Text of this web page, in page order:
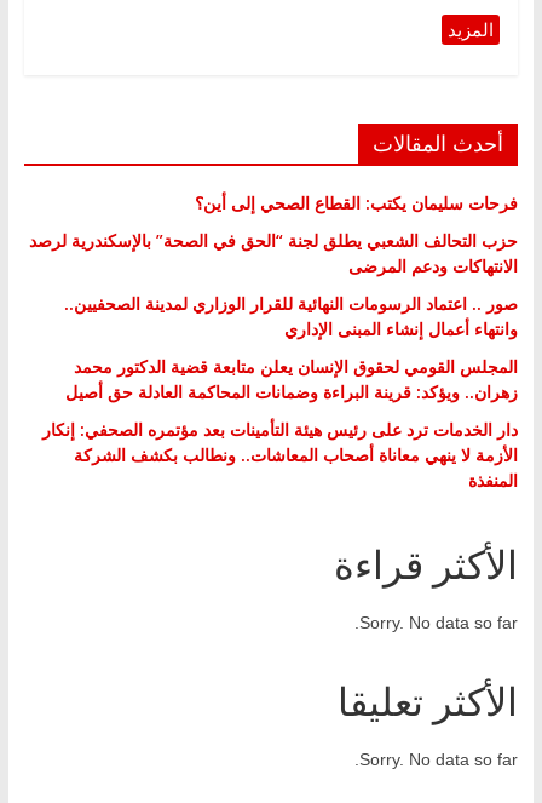
أحدث المقالات
فرحات سليمان يكتب: القطاع الصحي إلى أين؟
حزب التحالف الشعبي يطلق لجنة “الحق في الصحة” بالإسكندرية لرصد
الانتهاكات ودعم المرضى
صور .. اعتماد الرسومات النهائية للقرار الوزاري لمدينة الصحفيين..
وانتهاء أعمال إنشاء المبنى الإداري
المجلس القومي لحقوق الإنسان يعلن متابعة قضية الدكتور محمد
زهران.. ويؤكد: قرينة البراءة وضمانات المحاكمة العادلة حق أصيل
دار الخدمات ترد على رئيس هيئة التأمينات بعد مؤتمره الصحفي: إنكار
الأزمة لا ينهي معاناة أصحاب المعاشات.. ونطالب بكشف الشركة
المنفذة
الأكثر قراءة
Sorry. No data so far.
الأكثر تعليقا
Sorry. No data so far.